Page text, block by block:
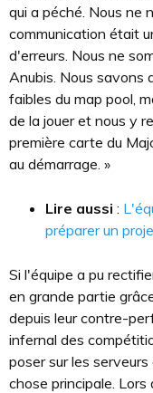
qui a péché. Nous ne
communication était
d'erreurs. Nous ne
Anubis. Nous savons
faibles du map pool,
de la jouer et nous y
première carte du
au démarrage. »
Lire aussi :
préparer un
Si l'équipe a pu
en grande partie
depuis leur contre-
infernal des
poser sur les
chose principale. Lors